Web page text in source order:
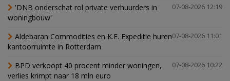
07-08-2026 12:19
'DNB onderschat rol private verhuurders in
woningbouw'
07-08-2026 11:01
Aldebaran Commodities en K.E. Expeditie huren
kantoorruimte in Rotterdam
07-08-2026 10:22
BPD verkoopt 40 procent minder woningen,
verlies krimpt naar 18 mln euro